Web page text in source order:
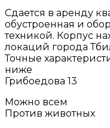
Сдается в аренду
обустроенная и
техникой. Корпус
локаций города
Точные
ниже
Грибоедова 13
Можно всем
Против животных